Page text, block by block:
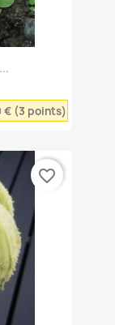
€ (3 points)
favorite_border